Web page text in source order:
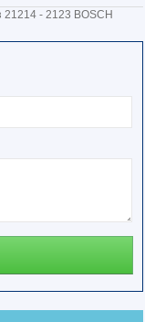
21214 - 2123 BOSCH